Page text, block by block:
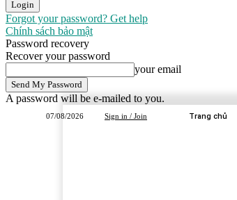
Forgot your password? Get help
Chính sách bảo mật
Password recovery
Recover your password
your email
A password will be e-mailed to you.
07/08/2026 Sign in / Join Trang chủ